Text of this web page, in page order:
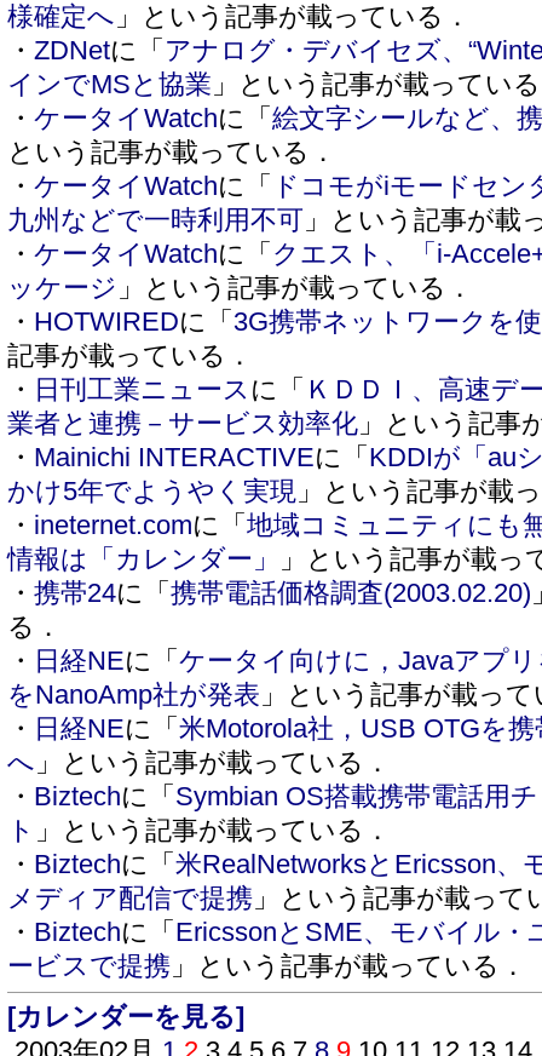
様確定へ 」という記事が載っている．
・ZDNetに「 アナログ・デバイセズ、
インでMSと協業 」という記事が載ってい
・ケータイWatchに「絵文字シールなど、
という記事が載っている．
・ケータイWatchに「
ドコモがiモードセン
九州などで一時利用不可 」という記事が載
・ケータイWatchに「 クエスト、「i-
ッケージ 」という記事が載っている．
・ HOTWIREDに「 3G携帯ネットワークを
記事が載っている．
・ 日刊工業ニュース に「 ＫＤＤＩ、高速デ
業者と連携－サービス効率化 」という記事
・ Mainichi INTERACTIVEに「 KDDIが「
かけ5年でようやく実現 」という記事が載
・ ineternet.comに「地域コミュニティにも
情報は「カレンダー」
」という記事が載っ
・携帯24に「携帯電話価格調査(2003.02.20)
る．
・ 日経NEに「ケータイ向けに，Javaアプ
をNanoAmp社が発表 」という記事が載っ
・ 日経NEに「米Motorola社，USB OTGを
へ 」という記事が載っている．
・ Biztechに「 Symbian OS搭載携帯電話用
ト 」という記事が載っている．
・ Biztechに「米RealNetworksとEricsson、
メディア配信で提携 」という記事が載って
・ Biztechに「 EricssonとSME、モバイル・
ービスで提携 」という記事が載っている．
[カレンダーを見る]